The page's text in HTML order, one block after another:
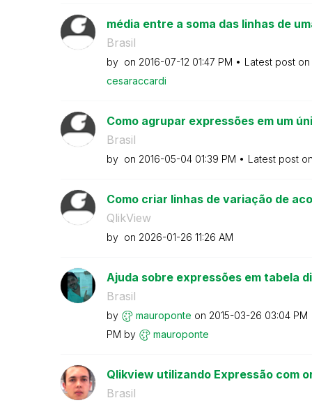
média entre a soma das linhas de
Brasil
by on ‎2016-07-12 01:47 PM
Latest post on
cesaraccardi
Como agrupar expressões em um
Brasil
by on ‎2016-05-04 01:39 PM Latest post
Como criar linhas de variação de
QlikView
by on ‎2026-01-26 11:26 AM
Ajuda sobre expressões em tabela
Brasil
by mauroponte on ‎2015-03-26 03:04 PM
PM by mauroponte
Qlikview utilizando Expressão com
Brasil